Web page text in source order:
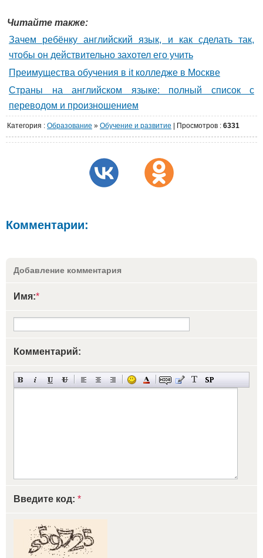
Читайте также:
Зачем ребёнку английский язык, и как сделать так,
чтобы он действительно захотел его учить
Преимущества обучения в it колледже в Москве
Страны на английском языке: полный список с
переводом и произношением
Категория : Образование » Обучение и развитие Просмотров : 6331
Комментарии:
Добавление комментария
Имя:*
Комментарий:
Введите код: *